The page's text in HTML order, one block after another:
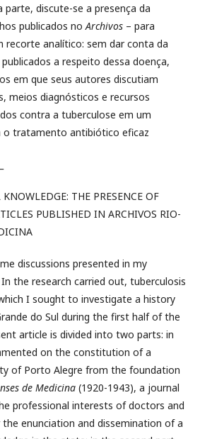
parte, discute-se a presença da
publicados noArchivos – para
recorte analítico: sem dar conta da
a respeito dessa doença,
em que seus autores discutiam
meios diagnósticos e recursos
contra a tuberculose em um
o tratamento antibiótico eficaz
THE PRESENCE OF
PUBLISHED IN ARCHIVOS RIO-
discussions presented in my
the research carried out, tuberculosis
I sought to investigate a history
do Sul during the first half of the
article is divided into two parts: in
on the constitution of a
of Porto Alegre from the foundation
de Medicina (1920-1943), a journal
professional interests of doctors and
enunciation and dissemination of a